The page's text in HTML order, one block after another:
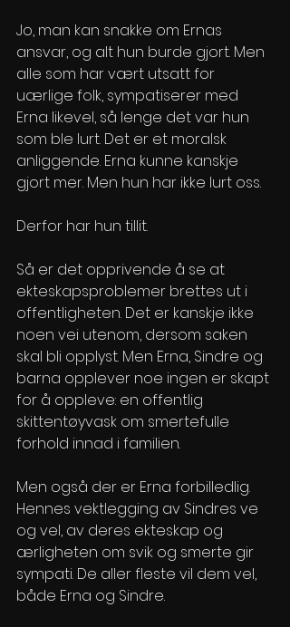
Jo, man kan snakke om Ernas
ansvar, og alt hun burde gjort. Men
alle som har vært utsatt for
uærlige folk, sympatiserer med
Erna likevel, så lenge det var hun
som ble lurt. Det er et moralsk
anliggende. Erna kunne kanskje
gjort mer. Men hun har ikke lurt oss.
Derfor har hun tillit.
Så er det opprivende å se at
ekteskapsproblemer brettes ut i
offentligheten. Det er kanskje ikke
noen vei utenom, dersom saken
skal bli opplyst. Men Erna, Sindre og
barna opplever noe ingen er skapt
for å oppleve: en offentlig
skittentøyvask om smertefulle
forhold innad i familien.
Men også der er Erna forbilledlig.
Hennes vektlegging av Sindres ve
og vel, av deres ekteskap og
ærligheten om svik og smerte gir
sympati. De aller fleste vil dem vel,
både Erna og Sindre.